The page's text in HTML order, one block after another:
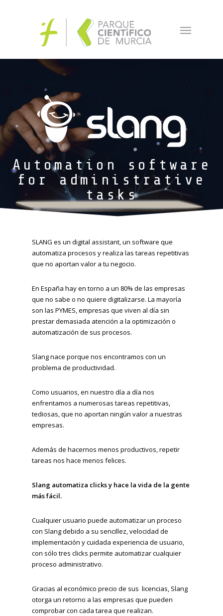
Automation software
for administrative
tasks
SLANG es un digital assistant, un software que
automatiza procesos y realiza las tareas repetitivas
que no aportan valor a tu negocio.
En España hay en torno a un 80% de las empresas
que no sabe o no quiere digitalizarse. La mayoría
son las PYMES, empresas que viven al día sin
prestar demasiada atención a la optimización o
automatización de sus procesos.
Slang nace porque nos encontramos con un
problema de productividad.
Como usuarios, en nuestro día a día nos
enfrentamos a numerosas tareas repetitivas,
tediosas, que no aportan ningún valor a nuestras
empresas.
Además de hacernos menos productivos, repetir
tareas nos hace menos felices.
Slang automatiza clicks y hace la vida de la gente
más fácil.
Cualquier usuario puede automatizar un proceso
con Slang debido a su sencillez, velocidad de
implementación y cuidada experiencia de usuario,
con sólo tres clicks permite automatizar cualquier
proceso administrativo.
Gracias al económico precio de sus licencias, Slang
otorga un retorno a las empresas que pueden
comprobar con cada tarea que realizan.